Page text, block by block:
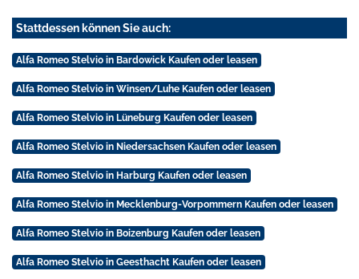
Stattdessen können Sie auch:
Alfa Romeo Stelvio in Bardowick Kaufen oder leasen
Alfa Romeo Stelvio in Winsen/Luhe Kaufen oder leasen
Alfa Romeo Stelvio in Lüneburg Kaufen oder leasen
Alfa Romeo Stelvio in Niedersachsen Kaufen oder leasen
Alfa Romeo Stelvio in Harburg Kaufen oder leasen
Alfa Romeo Stelvio in Mecklenburg-Vorpommern Kaufen oder leasen
Alfa Romeo Stelvio in Boizenburg Kaufen oder leasen
Alfa Romeo Stelvio in Geesthacht Kaufen oder leasen